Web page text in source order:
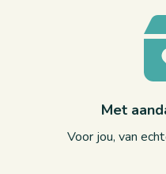
Met
Voor jou, van